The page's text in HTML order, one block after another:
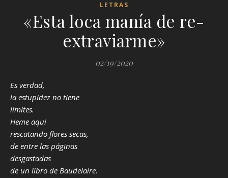
LETRAS
«Esta loca manía de re-
extraviarme»
02/19/2020
Es verdad,
la estupidez no tiene
límites.
Heme aqui
rescatando flores secas,
de entre las páginas
desgastadas
de un libro de Baudelaire.